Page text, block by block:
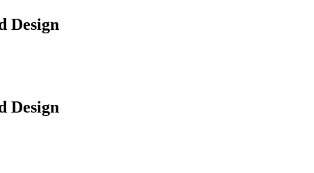
Design
Design